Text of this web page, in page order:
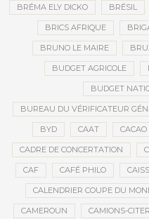
BRÉMA ELY DICKO BRÉSIL
BRICS AFRIQUE
BRUNO LE MAIRE
BUDGET AGRICOLE
BUDGET
BUREAU DU VÉRIFICATEUR
BYD CAAT CACAO
CADRE DE CONCERTATION
CAF CAFÉ PHILO
CALENDRIER COUPE DU
CAMEROUN CAMIONS-